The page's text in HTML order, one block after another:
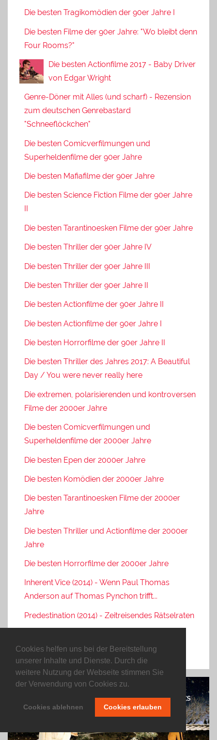
Cookies helfen uns bei der Bereitstellung
unserer Inhalte und Dienste. Durch die
weitere Nutzung der Webseite stimmen Sie
der Verwendung von Cookies zu.
Cookies ablehnen Cookies erlauben
Die besten Tragikomödien der 90er Jahre I
Die besten Filme der 90er Jahre: "Wo bleibt denn
Four Rooms?"
Die besten Actionfilme 2017 - Baby Driver
von Edgar Wright
Genre-Döner mit Alles (und scharf) - Rezension
zum deutschen Genrebastard
"Schneeflöckchen"
Die besten Comicverfilmungen und
Superheldenfilme der 90er Jahre
Die besten Mafiafilme der 90er Jahre
Die besten Science Fiction Filme der 90er Jahre
Die besten Tarantinoesken Filme der 90er Jahre
Die besten Thriller der 90er Jahre IV
Die besten Thriller der 90er Jahre III
Die besten Thriller der 90er Jahre II
Die besten Actionfilme der 90er Jahre II
Die besten Actionfilme der 90er Jahre I
Die besten Horrorfilme der 90er Jahre II
Die besten Thriller des Jahres 2017: A Beautiful
Day / You were never really here
Die extremen, polarisierenden und kontroversen
Filme der 2000er Jahre
Die besten Comicverfilmungen und
Superheldenfilme der 2000er Jahre
Die besten Epen der 2000er Jahre
Die besten Komödien der 2000er Jahre
Die besten Tarantinoesken Filme der 2000er
Jahre
Die besten Thriller und Actionfilme der 2000er
Jahre
Die besten Horrorfilme der 2000er Jahre
Inherent Vice (2014) - Wenn Paul Thomas
Anderson auf Thomas Pynchon trifft...
Predestination (2014) - Zeitreisendes Rätselraten
Chronicle, Monsters, The Hunger Games